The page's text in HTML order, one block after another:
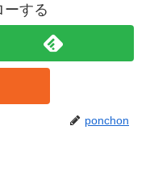
ーする
ponchon